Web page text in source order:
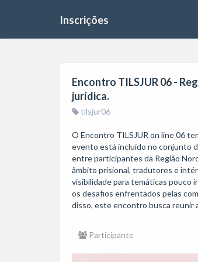
Inscrições
Encontro TILSJUR 06 -
jurídica.
tilsjur06
O Encontro TILSJUR on line 06
evento está incluído no conjunto
entre participantes da Região
âmbito prisional, tradutores e
visibilidade para temáticas pouco
os desafios enfrentados pelas
disso, este encontro busca reunir
Participante